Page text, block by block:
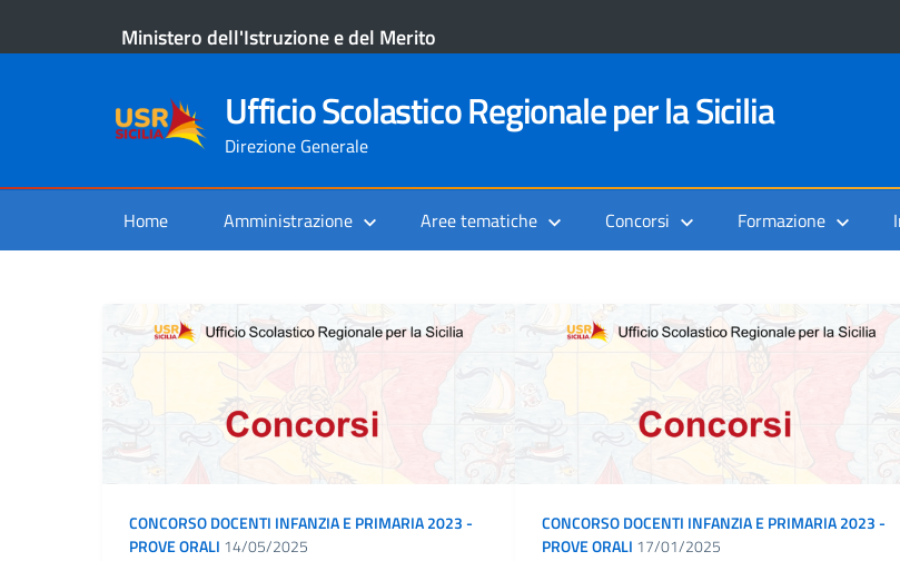
Ministero dell'Istruzione e del Merito
Ufficio Scolastico Regionale per la Sicilia
Direzione Generale
Home Amministrazione Aree tematiche Concorsi Formazione
CONCORSO DOCENTI INFANZIA E PRIMARIA 2023 -
PROVE ORALI 14/05/2025
CONCORSO DOCENTI INFANZIA E PRIMARIA 2023 -
PROVE ORALI 17/01/2025